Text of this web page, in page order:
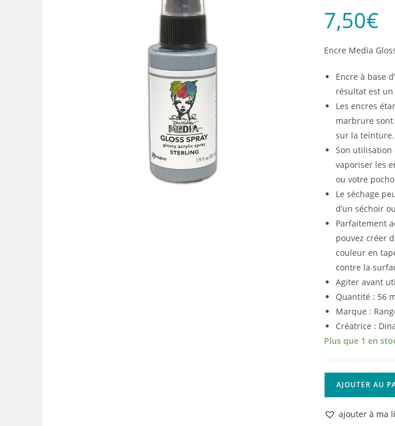
7,50€
Encre Media
Encre à base
résultat est
Les encres
marbrure sont
sur la teinture.
Son utilisation
vaporiser les
ou votre
Le séchage
d’un séchoir
Parfaitement
pouvez créer
couleur en
contre la
Agiter avant
Quantité : 56
Marque :
Créatrice :
Plus que 1 en
Ranger
AJOUTER AU
ajouter à ma